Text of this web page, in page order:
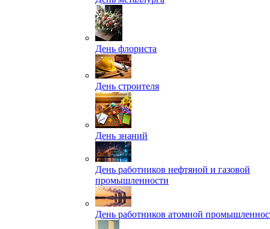
День флориста
День строителя
День знаний
День работников нефтяной и газовой
промышленности
День работников атомной